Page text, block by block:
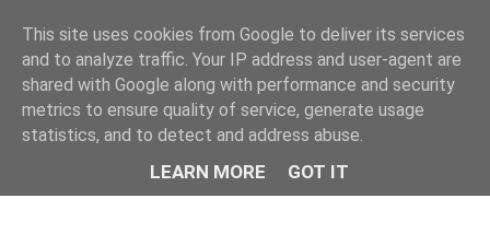
This site uses cookies from Google to deliver its services
and to analyze traffic. Your IP address and user-agent are
shared with Google along with performance and security
metrics to ensure quality of service, generate usage
statistics, and to detect and address abuse.
LEARN MORE GOT IT